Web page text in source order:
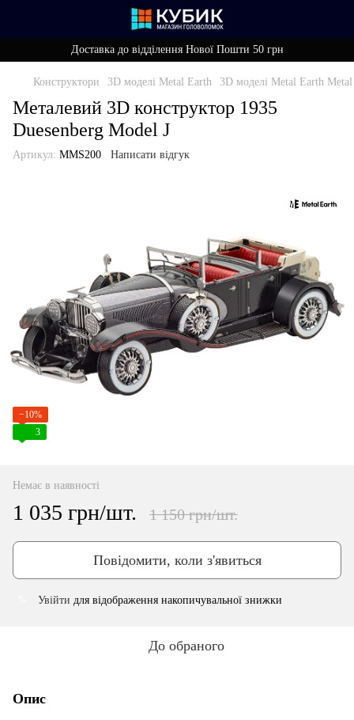
Доставка до відділення Нової Пошти 50 грн
Конструктори 3D моделі Metal Earth 3D моделі Metal Earth
Металевий 3D конструктор 1935
Duesenberg Model J
Артикул: MMS200 Написати відгук
−10%
3
Немає в наявності
1 035 грн/шт. 1 150 грн/шт.
Повідомити, коли з'явиться
Увійти для відображення накопичувальної знижки
До обраного
Опис